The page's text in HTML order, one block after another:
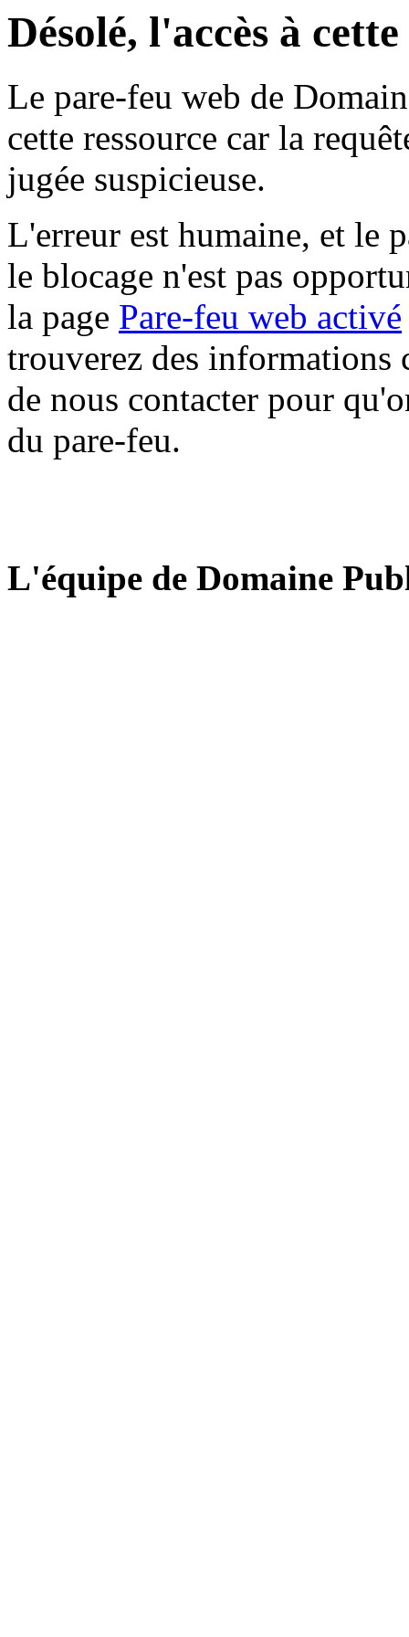
Désolé, l'accès à
Le pare-feu web de
cette ressource car la
jugée suspicieuse.
L'erreur est humaine, et le
le blocage n'est pas
la page Pare-feu web activé
trouverez des informations
de nous contacter pour
du pare-feu.
L'équipe de Domaine